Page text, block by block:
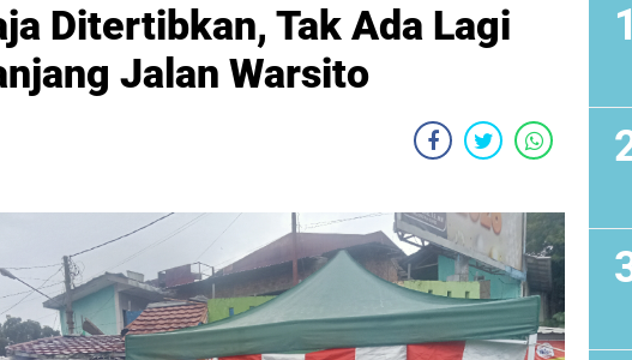
Ditertibkan, Tak Ada Lagi
Jalan Warsito